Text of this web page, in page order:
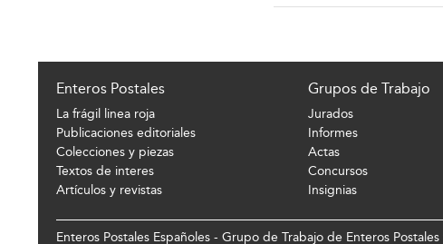
Enteros Postales
La frágil linea roja
Publicaciones editoriales
Colecciones y piezas
Textos de interes
Artículos y revistas
Grupos de Trabajo
Jurados
Informes
Actas
Concursos
Insignias
Enteros Postales Españoles - Grupo de Trabajo de Enteros Postales